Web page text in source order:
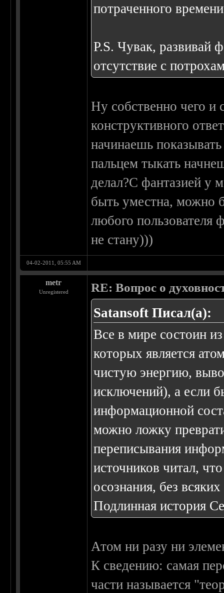
потраченного
P.S. Чувак, развивай
отсутствие с
Ну собственно чего и
конструктивного
начинаешь
пальцем тыкать
делал?С фантазией у
быть уместна, можно
любого пользователя
не стану)))
04-02-2011, 05:55 AM
metr
Unregistered RE: Вопрос о
Satansoft Писал(а):
Все в мире состоин
которых является
чистую энергию,
исключений), а если
информационной
можно ложку
переписывания
источников читал,
осознания, без
Подлинная история
Атом ни разу ни
К сведению: самая
части называется